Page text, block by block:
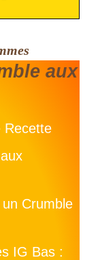
aux
Recette
Crumble
IG Bas :